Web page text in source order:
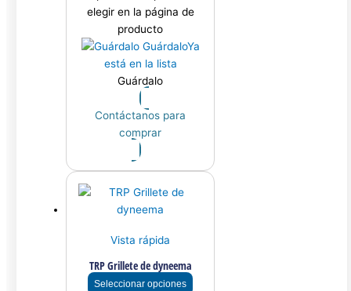
elegir en la página de
producto
GuárdaloYa
está en la lista
Guárdalo
Contáctanos para
comprar
Vista rápida
TRP Grillete de dyneema
Seleccionar opciones